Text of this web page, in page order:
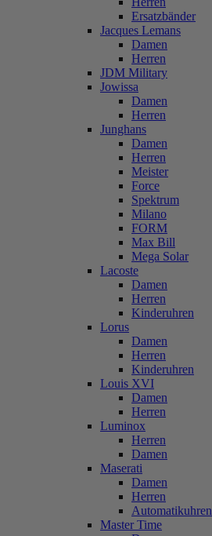
Ersatzbänder
Jacques Lemans
Damen
Herren
JDM Military
Jowissa
Damen
Herren
Junghans
Damen
Herren
Meister
Force
Spektrum
Milano
FORM
Max Bill
Mega Solar
Lacoste
Damen
Herren
Kinderuhren
Lorus
Damen
Herren
Kinderuhren
Louis XVI
Damen
Herren
Luminox
Herren
Damen
Maserati
Damen
Herren
Automatikuhren
Master Time